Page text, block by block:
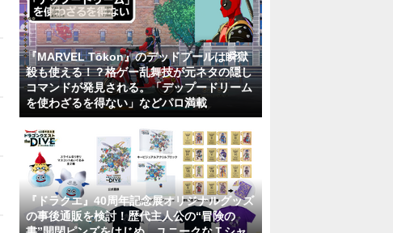
『MARVEL Tōkon』のデッドプールは瞬獄
殺も使える！？格ゲー乱舞技が元ネタの隠し
コマンドが発見される。「デップードリーム
を使わざるを得ない」などパロ満載
『ドラクエ』40周年記念展オリジナルグッズ
の事後通販を検討！歴代主人公の“冒険の